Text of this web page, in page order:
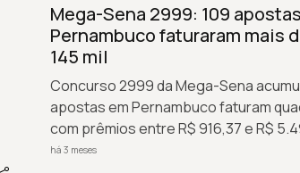
Mega-Sena 2999: 109
Pernambuco faturaram mais
145 mil
Concurso 2999 da Mega-Sena
apostas em Pernambuco faturam
com prêmios entre R$ 916,37 e R$
há 3 meses